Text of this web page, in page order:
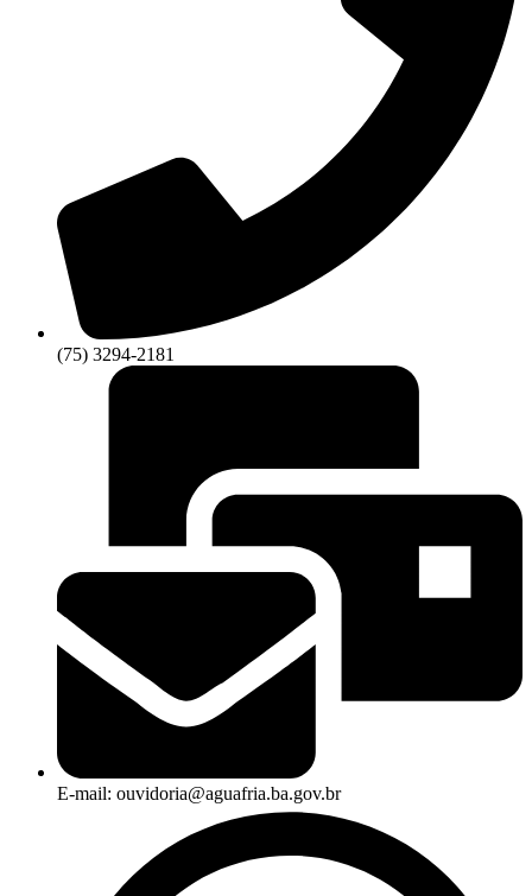
(75) 3294-2181
E-mail: ouvidoria@aguafria.ba.gov.br